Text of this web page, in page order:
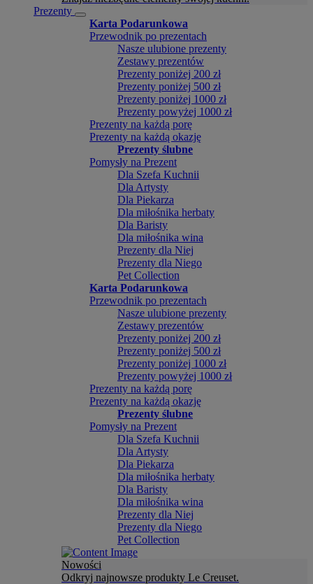
Prezenty
Karta Podarunkowa
Przewodnik po prezentach
Nasze ulubione prezenty
Zestawy prezentów
Prezenty poniżej 200 zł
Prezenty poniżej 500 zł
Prezenty poniżej 1000 zł
Prezenty powyżej 1000 zł
Prezenty na każdą porę
Prezenty na każdą okazję
Prezenty ślubne
Pomysły na Prezent
Dla Szefa Kuchnii
Dla Artysty
Dla Piekarza
Dla miłośnika herbaty
Dla Baristy
Dla miłośnika wina
Prezenty dla Niej
Prezenty dla Niego
Pet Collection
Karta Podarunkowa
Przewodnik po prezentach
Nasze ulubione prezenty
Zestawy prezentów
Prezenty poniżej 200 zł
Prezenty poniżej 500 zł
Prezenty poniżej 1000 zł
Prezenty powyżej 1000 zł
Prezenty na każdą porę
Prezenty na każdą okazję
Prezenty ślubne
Pomysły na Prezent
Dla Szefa Kuchnii
Dla Artysty
Dla Piekarza
Dla miłośnika herbaty
Dla Baristy
Dla miłośnika wina
Prezenty dla Niej
Prezenty dla Niego
Pet Collection
Nowości
Odkryj najnowsze produkty Le Creuset.